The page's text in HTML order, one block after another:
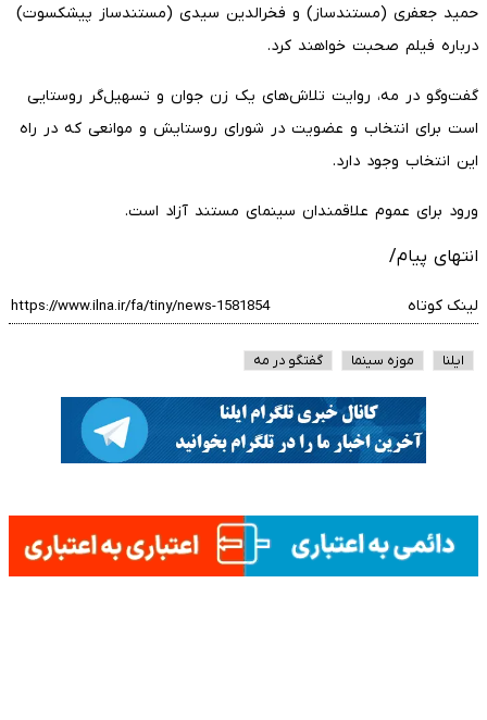
حمید جعفری (مستندساز) و فخرالدین سیدی (مستندساز پیشکسوت)
درباره فیلم صحبت خواهند کرد.
گفت‌وگو در مه، روایت تلاش‌های یک زن جوان و تسهیل‌گر روستایی
است برای انتخاب و عضویت در شورای روستایش و موانعی که در راه
این انتخاب وجود دارد.
ورود برای عموم علاقمندان سینمای مستند آزاد است.
انتهای پیام/
لینک کوتاه
ایلنا موزه سینما گفتگو در مه